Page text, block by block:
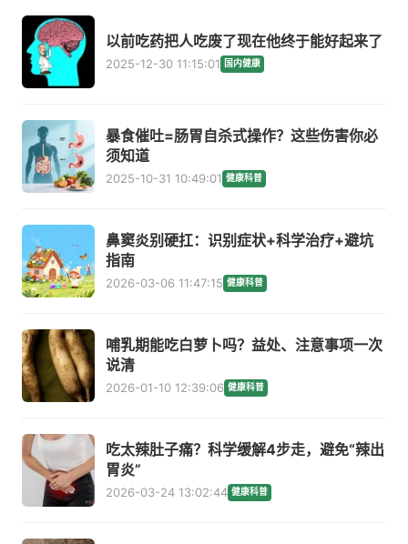
以前吃药把人吃废了现在他终于能好起来了
2025-12-30 11:15:01 国内健康
暴食催吐=肠胃自杀式操作？这些伤害你必
须知道
2025-10-31 10:49:01 健康科普
鼻窦炎别硬扛：识别症状+科学治疗+避坑
指南
2026-03-06 11:47:15 健康科普
哺乳期能吃白萝卜吗？益处、注意事项一次
说清
2026-01-10 12:39:06 健康科普
吃太辣肚子痛？科学缓解4步走，避免“辣出
胃炎”
2026-03-24 13:02:44 健康科普